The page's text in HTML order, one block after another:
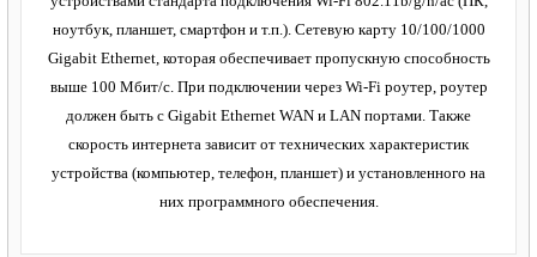
ноутбук, планшет, смартфон и т.п.). Сетевую карту 10/100/1000
Gigabit Ethernet, которая обеспечивает пропускную способность
выше 100 Мбит/с. При подключении через Wi-Fi роутер, роутер
должен быть с Gigabit Ethernet WAN и LAN портами. Также
скорость интернета зависит от технических характеристик
устройства (компьютер, телефон, планшет) и установленного на
них программного обеспечения.